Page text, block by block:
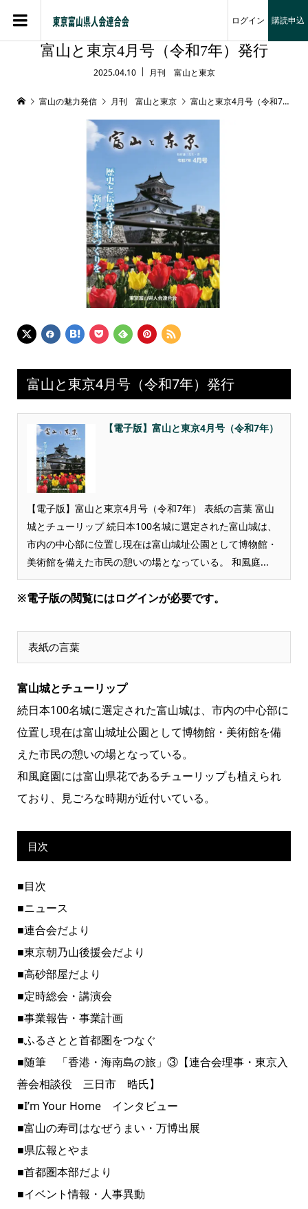
ログイン 購読申込
富山と東京4月号（令和7年）発行
2025.04.10 月刊 富山と東京
富山の魅力発信 月刊 富山と東京 富山と東京4月号（令和7年）発行
富山と東京4月号（令和7年）発行
【電子版】富山と東京4月号（令和7年）
【電子版】富山と東京4月号（令和7年） 表紙の言葉 富山
城とチューリップ 続日本100名城に選定された富山城は、
市内の中心部に位置し現在は富山城址公園として博物館・
美術館を備えた市民の憩いの場となっている。 和風庭...
※電子版の閲覧にはログインが必要です。
表紙の言葉
富山城とチューリップ
続日本100名城に選定された富山城は、市内の中心部に
位置し現在は富山城址公園として博物館・美術館を備
えた市民の憩いの場となっている。
和風庭園には富山県花であるチューリップも植えられ
ており、見ごろな時期が近付いている。
目次
■目次
■ニュース
■連合会だより
■東京朝乃山後援会だより
■高砂部屋だより
■定時総会・講演会
■事業報告・事業計画
■ふるさとと首都圏をつなぐ
■随筆 「香港・海南島の旅」③【連合会理事・東京入
善会相談役 三日市 晧氏】
■I’m Your Home インタビュー
■富山の寿司はなぜうまい・万博出展
■県広報とやま
■首都圏本部だより
■イベント情報・人事異動